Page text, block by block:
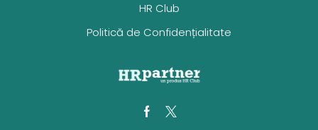
HR Club
Politică de Confidențialitate
Facebook
Twitter